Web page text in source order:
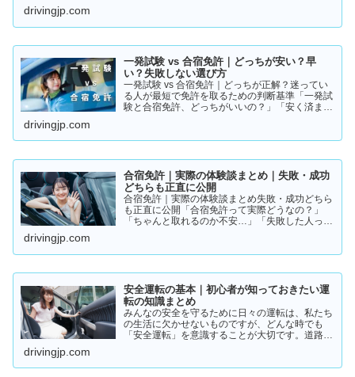
らに何回も落ちる・数…
drivingjp.com
一発試験 vs 合宿免許｜どっちが安い？早
い？失敗しない選び方
一発試験 vs 合宿免許｜どっちが正解？迷ってい
る人が最短で免許を取るための判断基準「一発試
験と合宿免許、どっちがいいの？」「安く済ませ
と、人によって最適…
drivingjp.com
合宿免許｜実際の体験談まとめ｜失敗・成功
どちらも正直に公開
合宿免許｜実際の体験談まとめ失敗・成功どちら
も正直に公開「合宿免許って実際どうなの？」
「ちゃんと取れるのか不安…」「失敗した人って
た。結論から言うと👇👉 …
drivingjp.com
安全運転の基本｜初心者が知っておきたい運
転の知識まとめ
みんなの安全を守るために日々の運転は、私たち
の生活に欠かせないものですが、どんな時でも
「安全運転」を意識することが大切です。道路状
過ぎや注意力の低下、小…
drivingjp.com